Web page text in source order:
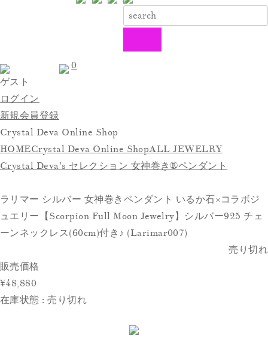
ゲスト
ログイン
新規会員登録
0
Crystal Deva Online Shop
HOMECrystal Deva Online ShopALL JEWELRY
Crystal Deva's セレクション 女神巻き®ペンダント
ラリマー シルバー 女神巻きペンダント いるか石×コラボジ
ュエリー【Scorpion Full Moon Jewelry】シルバー925 チェ
ーンネックレス(60cm)付き♪ (Larimar007)
売り切れ
販売価格
¥48,880
在庫状態 : 売り切れ